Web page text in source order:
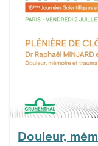
Douleur,